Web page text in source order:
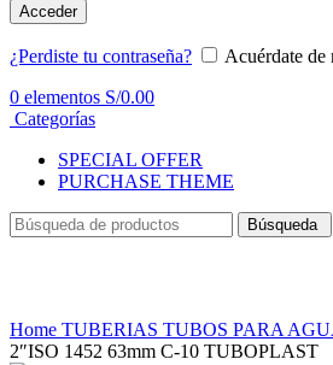
Acceder
¿Perdiste tu contraseña?
Acuérdate de
0 elementos S/0.00
Categorías
SPECIAL OFFER
PURCHASE THEME
Búsqueda
Home TUBERIAS TUBOS PARA
2″ISO 1452 63mm C-10 TUBOPLAST